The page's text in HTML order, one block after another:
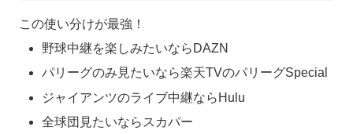
この使い分けが最強！
野球中継を楽しみたいならDAZN
パリーグのみ見たいなら楽天TVのパリーグSpecial
ジャイアンツのライブ中継ならHulu
全球団見たいならスカパー